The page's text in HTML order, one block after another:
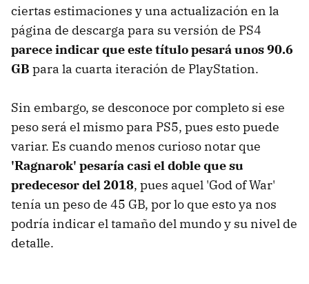
ciertas estimaciones y una actualización en la
página de descarga para su versión de PS4
parece indicar que este título pesará unos 90.6
GB para la cuarta iteración de PlayStation.
Sin embargo, se desconoce por completo si ese
peso será el mismo para PS5, pues esto puede
variar. Es cuando menos curioso notar que
'Ragnarok' pesaría casi el doble que su
predecesor del 2018, pues aquel 'God of War'
tenía un peso de 45 GB, por lo que esto ya nos
podría indicar el tamaño del mundo y su nivel de
detalle.